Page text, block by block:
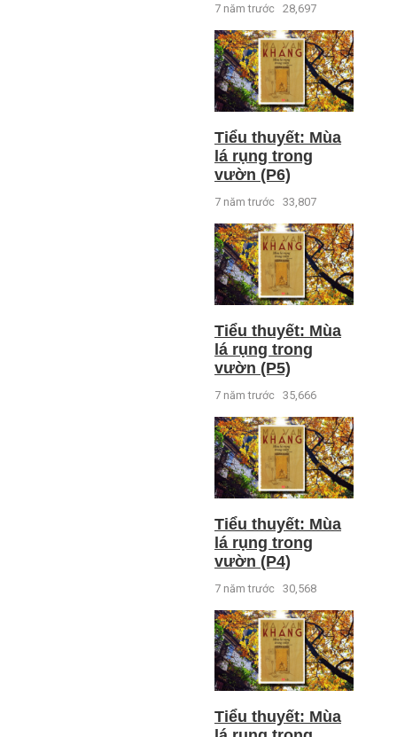
7 năm trước 28,697
Tiểu thuyết: Mùa
lá rụng trong
vườn (P6)
7 năm trước 33,807
Tiểu thuyết: Mùa
lá rụng trong
vườn (P5)
7 năm trước 35,666
Tiểu thuyết: Mùa
lá rụng trong
vườn (P4)
7 năm trước 30,568
Tiểu thuyết: Mùa